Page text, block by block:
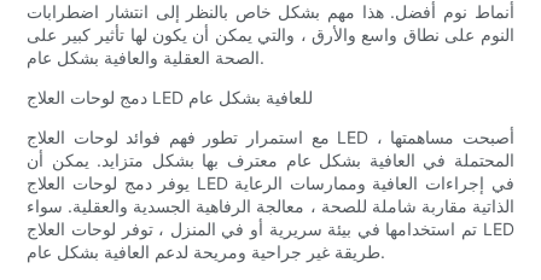
أنماط نوم أفضل. هذا مهم بشكل خاص بالنظر إلى انتشار اضطرابات
النوم على نطاق واسع والأرق ، والتي يمكن أن يكون لها تأثير كبير على
الصحة العقلية والعافية بشكل عام.
دمج لوحات العلاج LED للعافية بشكل عام
مع استمرار تطور فهم فوائد لوحات العلاج LED ، أصبحت مساهمتها
المحتملة في العافية بشكل عام معترف بها بشكل متزايد. يمكن أن
يوفر دمج لوحات العلاج LED في إجراءات العافية وممارسات الرعاية
الذاتية مقاربة شاملة للصحة ، معالجة الرفاهية الجسدية والعقلية. سواء
تم استخدامها في بيئة سريرية أو في المنزل ، توفر لوحات العلاج LED
طريقة غير جراحية ومريحة لدعم العافية بشكل عام.